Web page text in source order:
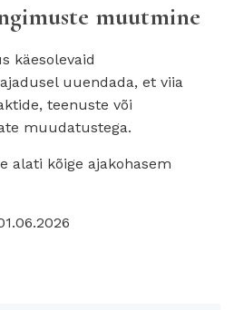
muutmine
käesolevaid
uuendada, et viia
teenuste või
muudatustega.
alati kõige ajakohasem